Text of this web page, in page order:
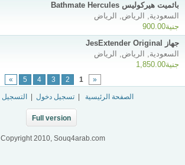
باثميت هيركوليس Bathmate Hercules
السعودية, الرياض, الرياض
جنية900.00
جهاز JesExtender Original
السعودية, الرياض, الرياض
جنية1,850.00
«
1
2
3
4
5
»
الصفحة الرئيسية تسجيل دخول التسجيل
Full version
Copyright 2010, Souq4arab.com